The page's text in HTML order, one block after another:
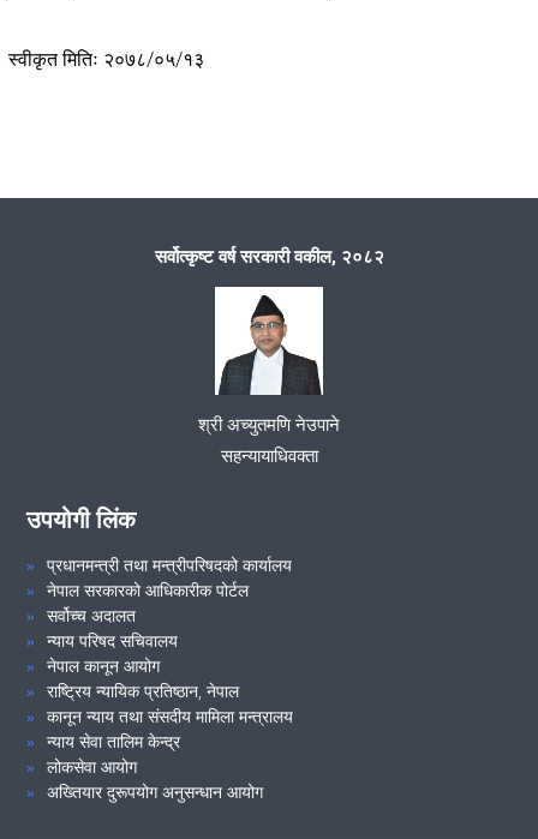
स्वीकृत मितिः २०७८/०५/१३
सर्वोत्कृष्ट वर्ष सरकारी वकील, २०८२
श्री अच्युतमणि नेउपाने
सहन्यायाधिवक्ता
उपयोगी लिंक
प्रधानमन्त्री तथा मन्त्रीपरिषदको कार्यालय
नेपाल सरकारको आधिकारीक पोर्टल
सर्वोच्च अदालत
न्याय परिषद सचिवालय
नेपाल कानून आयोग
राष्ट्रिय न्यायिक प्रतिष्ठान, नेपाल
कानून न्याय तथा संसदीय मामिला मन्त्रालय
न्याय सेवा तालिम केन्द्र
लोकसेवा आयोग
अख्तियार दुरूपयोग अनुसन्धान आयोग